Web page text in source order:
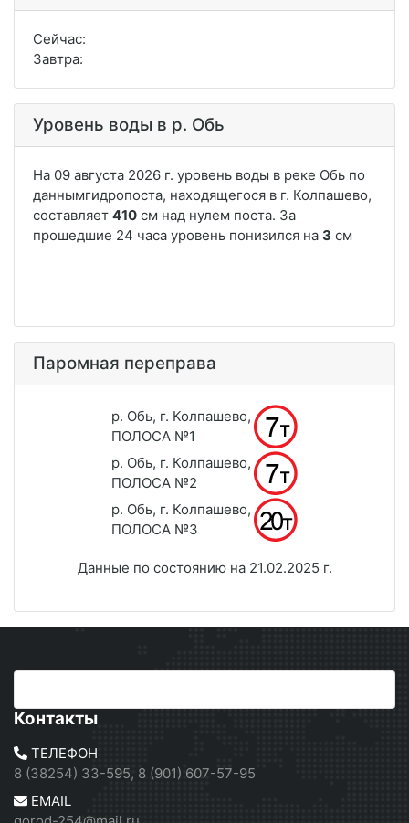
Сейчас:
Завтра:
Уровень воды в р. Обь
Паромная переправа
р. Обь, г. Колпашево,
ПОЛОСА №1
р. Обь, г. Колпашево,
ПОЛОСА №2
р. Обь, г. Колпашево,
ПОЛОСА №3
Данные по состоянию на 21.02.2025 г.
Контакты
ТЕЛЕФОН
8 (38254) 33-595, 8 (901) 607-57-95
EMAIL